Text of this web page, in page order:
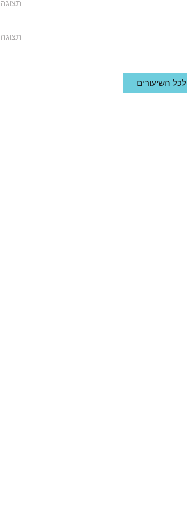
תצוגה
תצוגה
לכל השיעורים